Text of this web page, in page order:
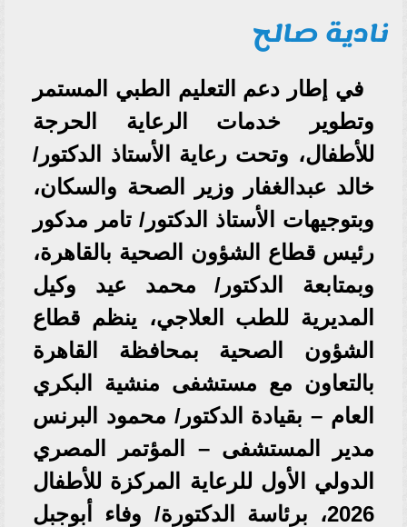
نادية صالح
في إطار دعم التعليم الطبي المستمر
وتطوير خدمات الرعاية الحرجة
للأطفال، وتحت رعاية الأستاذ الدكتور/
خالد عبدالغفار وزير الصحة والسكان،
وبتوجيهات الأستاذ الدكتور/ تامر مدكور
رئيس قطاع الشؤون الصحية بالقاهرة،
وبمتابعة الدكتور/ محمد عيد وكيل
المديرية للطب العلاجي، ينظم قطاع
الشؤون الصحية بمحافظة القاهرة
بالتعاون مع مستشفى منشية البكري
العام – بقيادة الدكتور/ محمود البرنس
مدير المستشفى – المؤتمر المصري
الدولي الأول للرعاية المركزة للأطفال
2026، برئاسة الدكتورة/ وفاء أبوجبل